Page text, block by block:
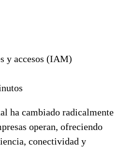
ha cambiado radicalmente
operan, ofreciendo
conectividad y